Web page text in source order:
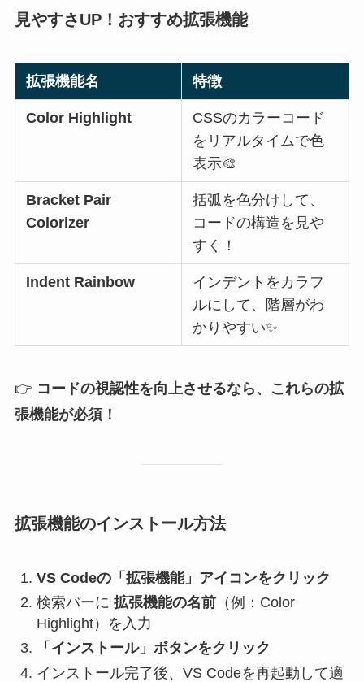
見やすさUP！おすすめ拡張機能
拡張機能名 特徴
Color Highlight
CSSのカラーコード
をリアルタイムで色
表示🎨
Bracket Pair
Colorizer
括弧を色分けして、
コードの構造を見や
すく！
Indent Rainbow
インデントをカラフ
ルにして、階層がわ
かりやすい✨
👉 コードの視認性を向上させるなら、これらの拡
張機能が必須！
拡張機能のインストール方法
VS Codeの「拡張機能」アイコンをクリック
検索バーに 拡張機能の名前（例：Color
Highlight）を入力
「インストール」ボタンをクリック
インストール完了後、VS Codeを再起動して適